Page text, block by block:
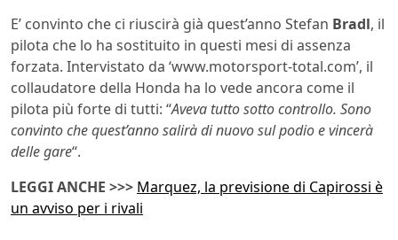
E’ convinto che ci riuscirà già quest’anno Stefan Bradl, il
pilota che lo ha sostituito in questi mesi di assenza
forzata. Intervistato da ‘www.motorsport-total.com’, il
collaudatore della Honda ha lo vede ancora come il
pilota più forte di tutti: “Aveva tutto sotto controllo. Sono
convinto che quest’anno salirà di nuovo sul podio e vincerà
delle gare“.
LEGGI ANCHE >>> Marquez, la previsione di Capirossi è
un avviso per i rivali